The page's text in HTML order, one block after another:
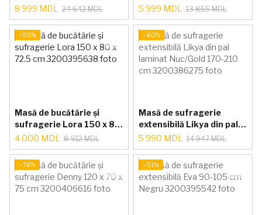
laminat 220 x 100 cm alb
marmură/sur
8 999 MDL 24 642 MDL
cm
5 999 MDL 13 855 MDL
−55%
Masă de bucătărie și
sufragerie Lora 150 x 80
x 72.5 cm
4 000 MDL 8 912 MDL
−60%
Masă de sufragerie
extensibilă Likya din pal
laminat Nuc/Gold 170-
210 cm
5 990 MDL 14 947 MDL
−76% −51%